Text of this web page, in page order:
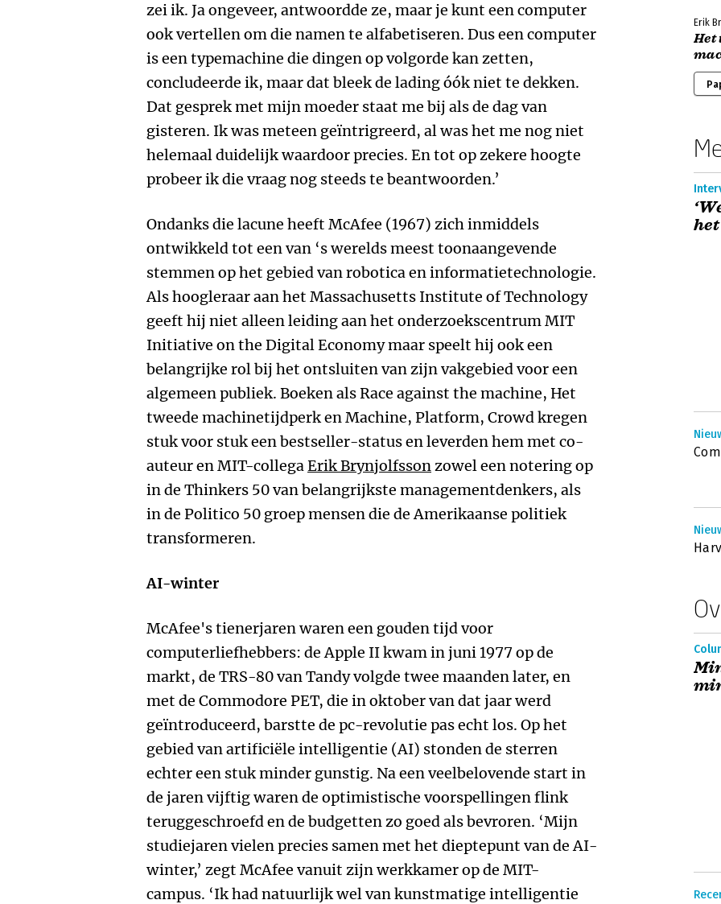
zei ik. Ja ongeveer, antwoordde ze, maar je kunt een computer
ook vertellen om die namen te alfabetiseren. Dus een computer
is een typemachine die dingen op volgorde kan zetten,
concludeerde ik, maar dat bleek de lading óók niet te dekken.
Dat gesprek met mijn moeder staat me bij als de dag van
gisteren. Ik was meteen geïntrigreerd, al was het me nog niet
helemaal duidelijk waardoor precies. En tot op zekere hoogte
probeer ik die vraag nog steeds te beantwoorden.’
Ondanks die lacune heeft McAfee (1967) zich inmiddels
ontwikkeld tot een van ‘s werelds meest toonaangevende
stemmen op het gebied van robotica en informatietechnologie.
Als hoogleraar aan het Massachusetts Institute of Technology
geeft hij niet alleen leiding aan het onderzoekscentrum MIT
Initiative on the Digital Economy maar speelt hij ook een
belangrijke rol bij het ontsluiten van zijn vakgebied voor een
algemeen publiek. Boeken als Race against the machine, Het
tweede machinetijdperk en Machine, Platform, Crowd kregen
stuk voor stuk een bestseller-status en leverden hem met co-
auteur en MIT-collegaErik Brynjolfssonzowel een notering op
in de Thinkers 50 van belangrijkste managementdenkers, als
in de Politico 50 groep mensen die de Amerikaanse politiek
transformeren.
AI-winter
McAfee's tienerjaren waren een gouden tijd voor
computerliefhebbers: de Apple II kwam in juni 1977 op de
markt, de TRS-80 van Tandy volgde twee maanden later, en
met de Commodore PET, die in oktober van dat jaar werd
geïntroduceerd, barstte de pc-revolutie pas echt los. Op het
gebied van artificiële intelligentie (AI) stonden de sterren
echter een stuk minder gunstig. Na een veelbelovende start in
de jaren vijftig waren de optimistische voorspellingen flink
teruggeschroefd en de budgetten zo goed als bevroren. ‘Mijn
studiejaren vielen precies samen met het dieptepunt van de AI-
winter,’ zegt McAfee vanuit zijn werkkamer op de MIT-
campus. ‘Ik had natuurlijk wel van kunstmatige intelligentie
Erik
Het